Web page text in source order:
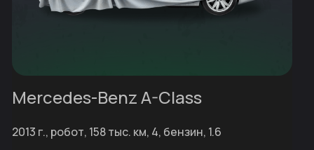
Mercedes-Benz A-Class
2013 г., робот, 158 тыс. км, 4, бензин, 1.6